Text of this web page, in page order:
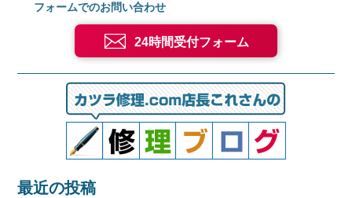
フォームでのお問い合わせ
24時間受付フォーム
最近の投稿